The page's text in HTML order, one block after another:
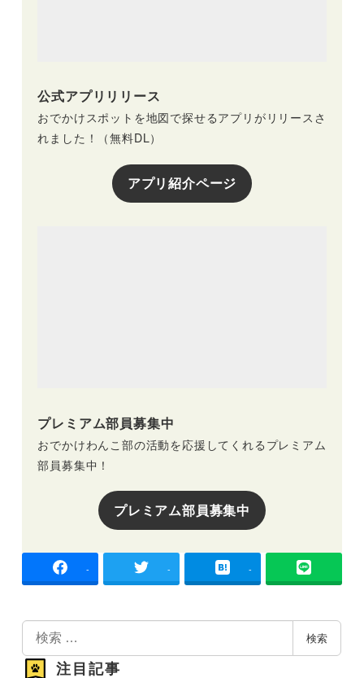
公式アプリリリース
おでかけスポットを地図で探せるアプリがリリースさ
れました！（無料DL）
アプリ紹介ページ
プレミアム部員募集中
おでかけわんこ部の活動を応援してくれるプレミアム
部員募集中！
プレミアム部員募集中
- - -
索
検索
注目記事